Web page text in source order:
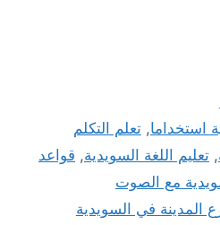
استخداما,تعلم التكلم
, تعليم اللغة السويدية, قواعد
مع الصوت
المدينة في السويدية